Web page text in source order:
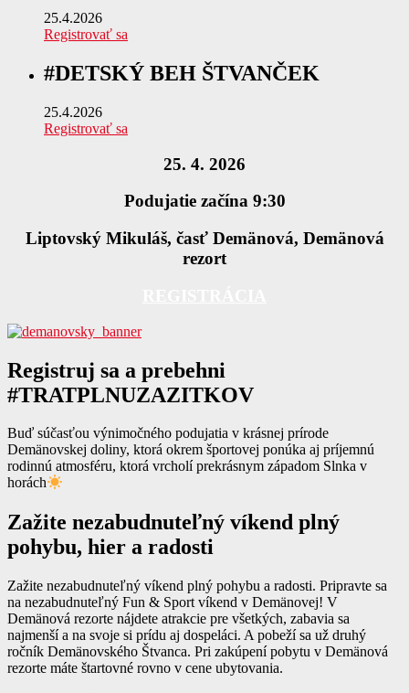
25.4.2026
Registrovať sa
#DETSKÝ BEH ŠTVANČEK
25.4.2026
Registrovať sa
25. 4. 2026
Podujatie začína 9:30
Liptovský Mikuláš, časť Demänová, Demänová
rezort
Registruj sa a prebehni
#TRATPLNUZAZITKOV
Buď súčasťou výnimočného podujatia v krásnej prírode
Demänovskej doliny, ktorá okrem športovej ponúka aj príjemnú
rodinnú atmosféru, ktorá vrcholí prekrásnym západom Slnka v
horách
Zažite nezabudnuteľný víkend plný
pohybu, hier a radosti
Zažite nezabudnuteľný víkend plný pohybu a radosti. Pripravte sa
na nezabudnuteľný Fun & Sport víkend v Demänovej! V
Demänová rezorte nájdete atrakcie pre všetkých, zabavia sa
najmenší a na svoje si prídu aj dospeláci. A pobeží sa už druhý
ročník Demänovského Štvanca. Pri zakúpení pobytu v Demänová
rezorte máte štartovné rovno v cene ubytovania.